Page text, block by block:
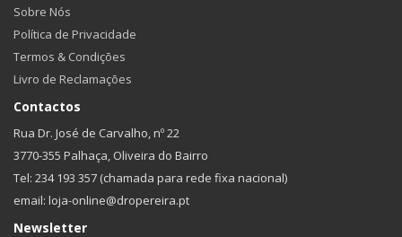
Sobre Nós
Política de Privacidade
Termos & Condições
Livro de Reclamações
Contactos
Rua Dr. José de Carvalho, nº 22
3770-355 Palhaça, Oliveira do Bairro
Tel: 234 193 357 (chamada para rede fixa nacional)
email: loja-online@dropereira.pt
Newsletter